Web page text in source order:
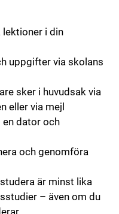
i din
uppgifter via skolans
sker i huvudsak via
eller via mejl
dator och
och genomföra
är minst lika
– även om du